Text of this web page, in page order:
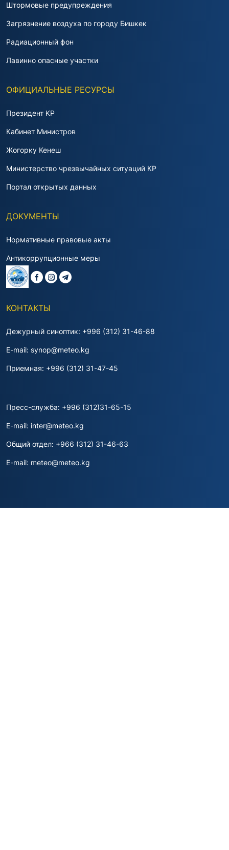
Штормовые предупреждения
Загрязнение воздуха по городу Бишкек
Радиационный фон
Лавинно опасные участки
ОФИЦИАЛЬНЫЕ РЕСУРСЫ
Президент KP
Кабинет Министров
Жогорку Keнeш
Министерство чрезвычайных ситуаций КР
Портал открытых данных
ДОКУМЕНТЫ
Нормативные правовые акты
Антикоррупционные меры
КОНТАКТЫ
Дежурный синоптик: +996 (312) 31-46-88
E-mail: synop@meteo.kg
Приемная: +996 (312) 31-47-45
Пресс-служба: +996 (312)31-65-15
E-mail: inter@meteo.kg
Общий отдел: +966 (312) 31-46-63
E-mail: meteo@meteo.kg